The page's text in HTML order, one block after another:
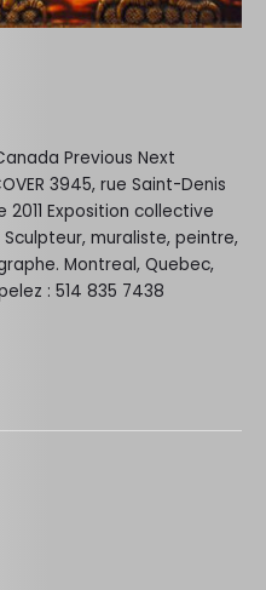
Previous Next
3945, rue Saint-Denis
Exposition collective
muraliste, peintre,
Montreal, Quebec,
: 514 835 7438